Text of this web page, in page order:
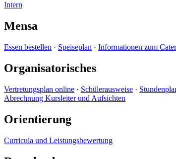
Intern
Mensa
Essen bestellen · Speiseplan · Informationen zum
Organisatorisches
Vertretungsplan online · Schülerausweise ·
Abrechnung Kursleiter und Aufsichten
Orientierung
Curricula und Leistungsbewertung